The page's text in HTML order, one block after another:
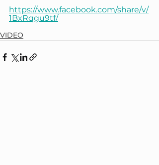
https://www.facebook.com/share/v/
1BxRqgu9tf/
VIDEO